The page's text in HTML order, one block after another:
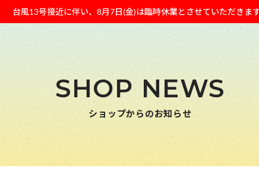
台風13号接近に伴い、8月7日(金)は臨時休業とさせていただきます
SHOP NEWS
ショップからのお知らせ